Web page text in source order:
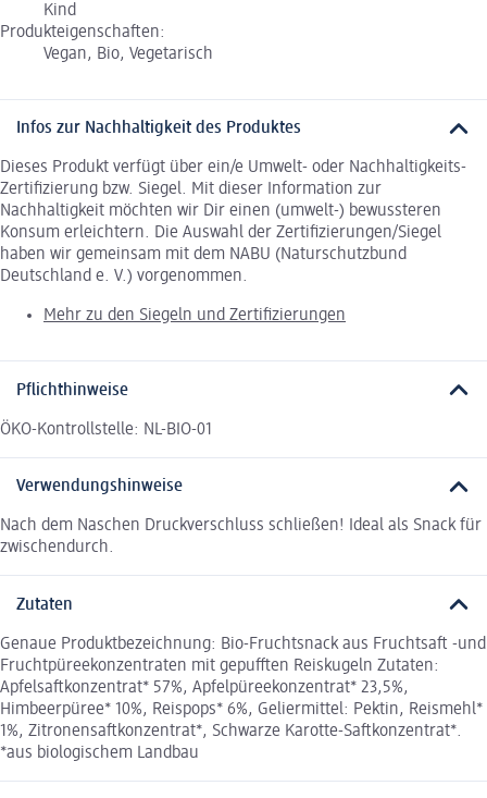
Kind
Produkteigenschaften:
Vegan, Bio, Vegetarisch
Infos zur Nachhaltigkeit des Produktes
Dieses Produkt verfügt über ein/e Umwelt- oder Nachhaltigkeits-
Zertifizierung bzw. Siegel. Mit dieser Information zur
Nachhaltigkeit möchten wir Dir einen (umwelt-) bewussteren
Konsum erleichtern. Die Auswahl der Zertifizierungen/Siegel
haben wir gemeinsam mit dem NABU (Naturschutzbund
Deutschland e. V.) vorgenommen.
Mehr zu den Siegeln und Zertifizierungen
Pflichthinweise
ÖKO-Kontrollstelle: NL-BIO-01
Verwendungshinweise
Nach dem Naschen Druckverschluss schließen! Ideal als Snack für
zwischendurch.
Zutaten
Genaue Produktbezeichnung: Bio-Fruchtsnack aus Fruchtsaft -und
Fruchtpüreekonzentraten mit gepufften Reiskugeln Zutaten:
Apfelsaftkonzentrat* 57%, Apfelpüreekonzentrat* 23,5%,
Himbeerpüree* 10%, Reispops* 6%, Geliermittel: Pektin, Reismehl*
1%, Zitronensaftkonzentrat*, Schwarze Karotte-Saftkonzentrat*.
*aus biologischem Landbau